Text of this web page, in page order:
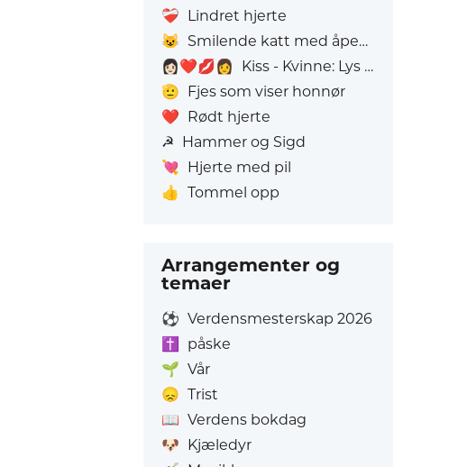
❤️‍🩹 Lindret hjerte
😺 Smilende katt med åpen munn
👩🏻‍❤️‍💋‍👩
Kiss - Kvinne: Lys hudtone, Kvinne: Uten Hudfarge
🫡 Fjes som viser honnør
❤️ Rødt hjerte
☭ Hammer og Sigd
💘 Hjerte med pil
👍 Tommel opp
Arrangementer og
temaer
⚽ Verdensmesterskap 2026
✝️
påske
🌱 Vår
😞 Trist
📖 Verdens bokdag
🐶 Kjæledyr